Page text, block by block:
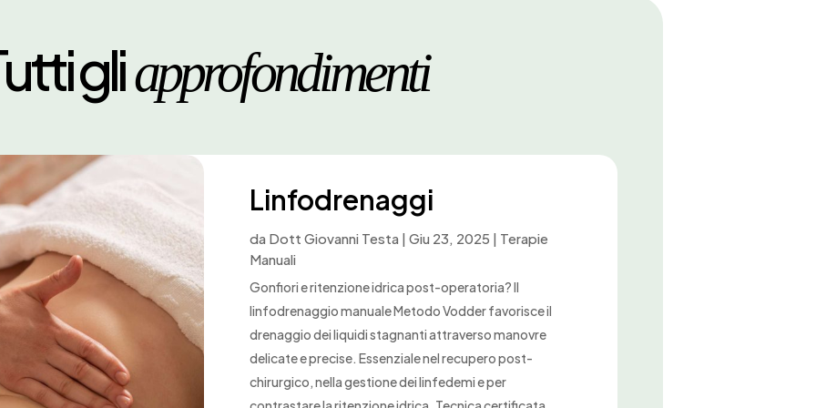
gliapprofondimenti
Linfodrenaggi
da Dott Giovanni Testa | Giu 23, 2025 | Terapie
Manuali
Gonfiori e ritenzione idrica post-operatoria? Il
linfodrenaggio manuale Metodo Vodder favorisce il
drenaggio dei liquidi stagnanti attraverso manovre
delicate e precise. Essenziale nel recupero post-
chirurgico, nella gestione dei linfedemi e per